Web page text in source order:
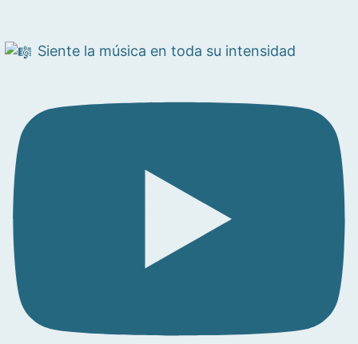
Siente la música en toda su intensidad